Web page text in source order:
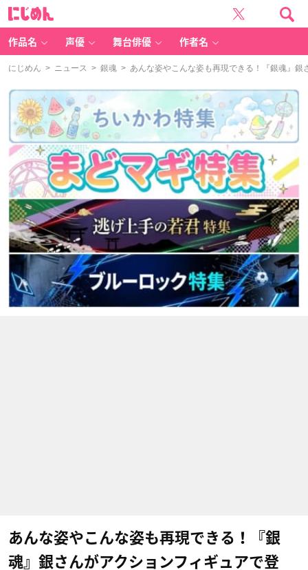
作品名 声優 舞台俳優 作者名
にじめん > ニュース > 銀魂 > あんな姿やこんな姿も再現できる！『銀魂』銀
あんな姿やこんな姿も再現できる！『銀
魂』銀さんがアクションフィギュアで登